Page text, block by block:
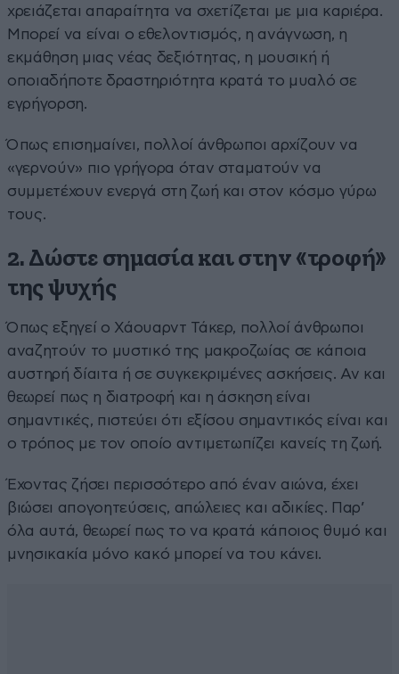
χρειάζεται απαραίτητα να σχετίζεται με μια καριέρα.
Μπορεί να είναι ο εθελοντισμός, η ανάγνωση, η
εκμάθηση μιας νέας δεξιότητας, η μουσική ή
οποιαδήποτε δραστηριότητα κρατά το μυαλό σε
εγρήγορση.
Όπως επισημαίνει, πολλοί άνθρωποι αρχίζουν να
«γερνούν» πιο γρήγορα όταν σταματούν να
συμμετέχουν ενεργά στη ζωή και στον κόσμο γύρω
τους.
2. Δώστε σημασία και στην «τροφή»
της ψυχής
Όπως εξηγεί ο Χάουαρντ Τάκερ, πολλοί άνθρωποι
αναζητούν το μυστικό της μακροζωίας σε κάποια
αυστηρή δίαιτα ή σε συγκεκριμένες ασκήσεις. Αν και
θεωρεί πως η διατροφή και η άσκηση είναι
σημαντικές, πιστεύει ότι εξίσου σημαντικός είναι και
ο τρόπος με τον οποίο αντιμετωπίζει κανείς τη ζωή.
Έχοντας ζήσει περισσότερο από έναν αιώνα, έχει
βιώσει απογοητεύσεις, απώλειες και αδικίες. Παρ’
όλα αυτά, θεωρεί πως το να κρατά κάποιος θυμό και
μνησικακία μόνο κακό μπορεί να του κάνει.